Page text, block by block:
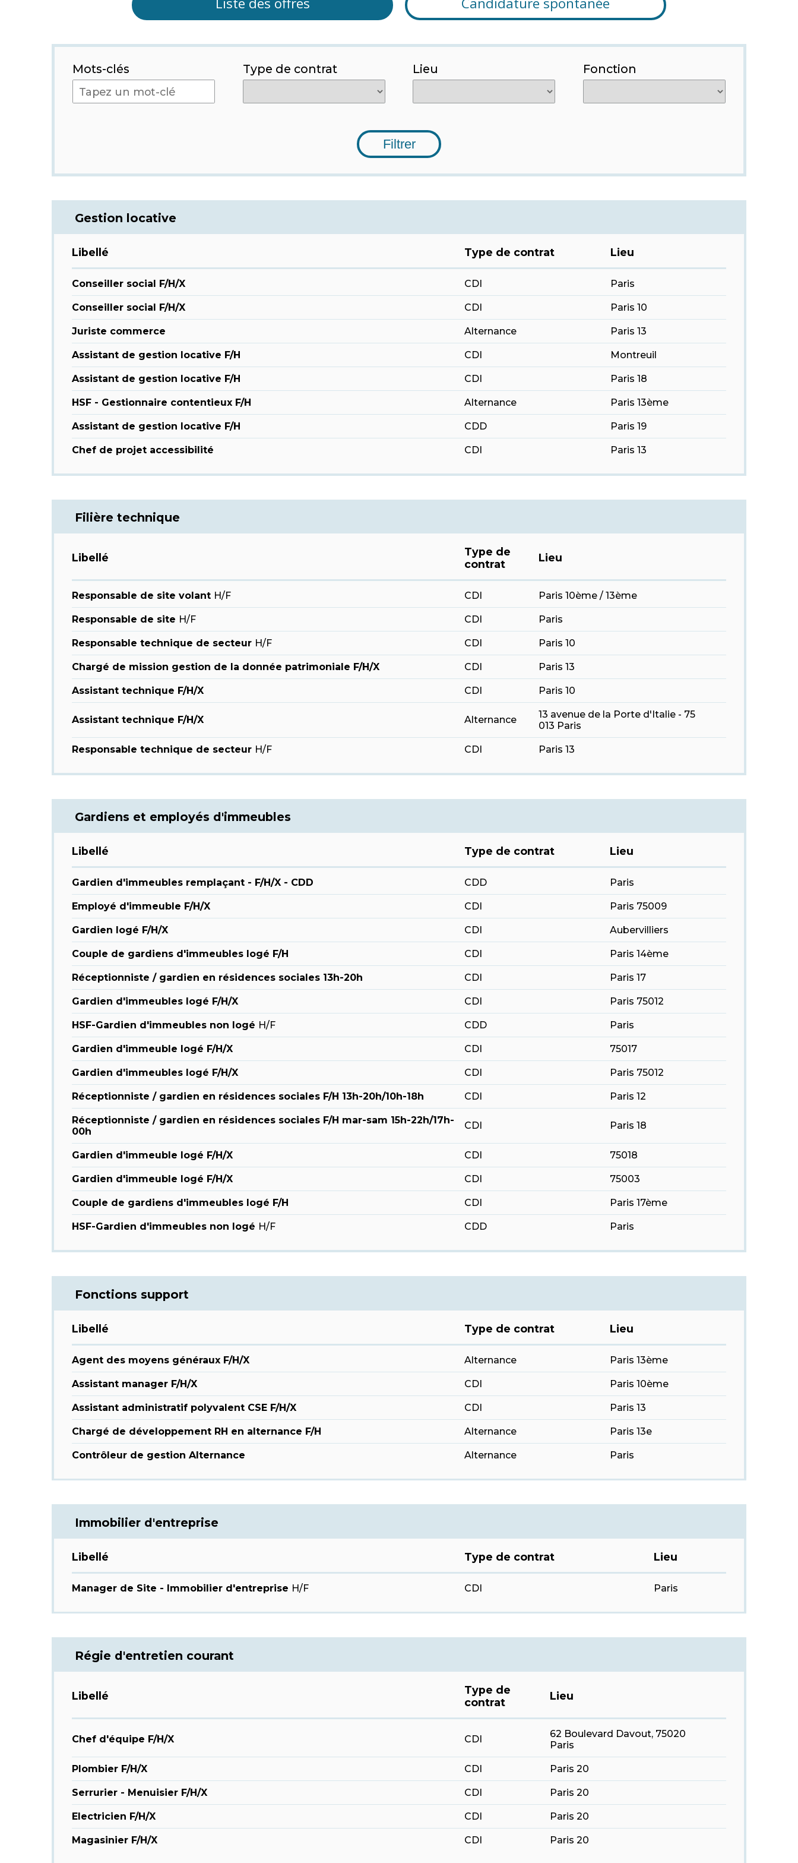
Rehercher
un
emploi
Mots-clés Type de contrat Lieu Fonction
Gestion locative
Libellé Type de contrat Lieu
Conseiller social F/H/X CDI Paris
Conseiller social F/H/X CDI Paris 10
Juriste commerce Alternance Paris 13
Assistant de gestion locative F/H CDI Montreuil
Assistant de gestion locative F/H CDI Paris 18
HSF - Gestionnaire contentieux F/H Alternance Paris 13ème
Assistant de gestion locative F/H CDD Paris 19
Chef de projet accessibilité CDI Paris 13
Filière technique
Libellé
Type de
contrat
Lieu
Responsable de site volant H/F CDI Paris 10ème / 13ème
Responsable de site H/F CDI Paris
Responsable technique de secteur H/F CDI Paris 10
Chargé de mission gestion de la donnée patrimoniale F/H/X CDI Paris 13
Assistant technique F/H/X CDI Paris 10
Assistant technique F/H/X Alternance
13 avenue de la Porte d'Italie - 75
013 Paris
Responsable technique de secteur H/F CDI Paris 13
Gardiens et employés d'immeubles
Libellé Type de contrat Lieu
Gardien d'immeubles remplaçant - F/H/X - CDD CDD Paris
Employé d'immeuble F/H/X CDI Paris 75009
Gardien logé F/H/X CDI Aubervilliers
Couple de gardiens d'immeubles logé F/H CDI Paris 14ème
Réceptionniste / gardien en résidences sociales 13h-20h CDI Paris 17
Gardien d'immeubles logé F/H/X CDI Paris 75012
HSF-Gardien d'immeubles non logé H/F CDD Paris
Gardien d'immeuble logé F/H/X CDI 75017
Gardien d'immeubles logé F/H/X CDI Paris 75012
Réceptionniste / gardien en résidences sociales F/H 13h-20h/10h-18h CDI Paris 12
Réceptionniste / gardien en résidences sociales F/H mar-sam 15h-22h/17h-
00h
CDI Paris 18
Gardien d'immeuble logé F/H/X CDI 75018
Gardien d'immeuble logé F/H/X CDI 75003
Couple de gardiens d'immeubles logé F/H CDI Paris 17ème
HSF-Gardien d'immeubles non logé H/F CDD Paris
Fonctions support
Libellé Type de contrat Lieu
Agent des moyens généraux F/H/X Alternance Paris 13ème
Assistant manager F/H/X CDI Paris 10ème
Assistant administratif polyvalent CSE F/H/X CDI Paris 13
Chargé de développement RH en alternance F/H Alternance Paris 13e
Contrôleur de gestion Alternance Alternance Paris
Immobilier d'entreprise
Libellé Type de contrat Lieu
Manager de Site - Immobilier d'entreprise H/F CDI Paris
Régie d'entretien courant
Libellé
Type de
contrat
Lieu
Chef d'équipe F/H/X CDI
62 Boulevard Davout, 75020
Paris
Plombier F/H/X CDI Paris 20
Serrurier - Menuisier F/H/X CDI Paris 20
Electricien F/H/X CDI Paris 20
Magasinier F/H/X CDI Paris 20